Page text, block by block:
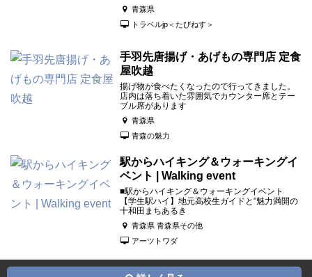
青森県
トラベルjp＜たびねす＞
手羽先唐揚げ・あげもの専門店 定食
屋吹越
揚げ物が食べたくなったので行ってきました。
店内は落ち着いた雰囲気でカウンター席とテー
ブル席があります
青森県
青森の魅力
駅からハイキング＆ウォーキングイ
ベント | Walking event
■駅からハイキング＆ウォーキングイベント
【学生駅ハイ】地元高校生ガイドと”魅力満開の
十和田まちあるき
青森県 青森県その他
アーツトワダ